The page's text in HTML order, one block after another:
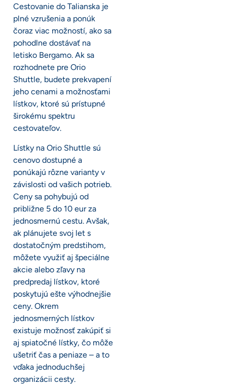
Cestovanie do Talianska je
plné vzrušenia a ponúk
čoraz viac možností, ako sa
pohodlne dostávať na
letisko Bergamo. Ak sa
rozhodnete pre Orio
Shuttle, budete prekvapení
jeho cenami a možnosťami
lístkov, ktoré sú prístupné
širokému spektru
cestovateľov.
Lístky na Orio Shuttle sú
cenovo dostupné a
ponúkajú rôzne varianty v
závislosti od vašich potrieb.
Ceny sa pohybujú od
približne 5 do 10 eur za
jednosmernú cestu. Avšak,
ak plánujete svoj let s
dostatočným predstihom,
môžete využiť aj špeciálne
akcie alebo zľavy na
predpredaj lístkov, ktoré
poskytujú ešte výhodnejšie
ceny. Okrem
jednosmerných lístkov
existuje možnosť zakúpiť si
aj spiatočné lístky, čo môže
ušetriť čas a peniaze – a to
vďaka jednoduchšej
organizácii cesty.